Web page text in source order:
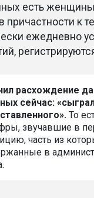
есть
причастности к
ежедневно
расхождение
сейчас:
То
звучавшие в
часть из
в